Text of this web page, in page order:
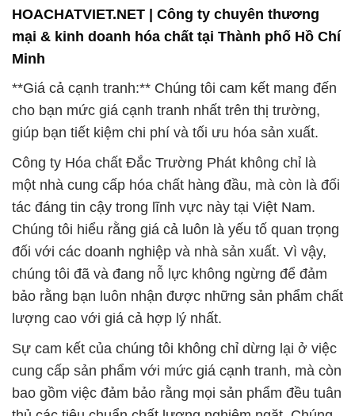
cho bạn mức giá cạnh tranh nhất trên thị trường,
giúp bạn tiết kiệm chi phí và tối ưu hóa sản xuất.
Công ty Hóa chất Đắc Trường Phát không chỉ là
một nhà cung cấp hóa chất hàng đầu, mà còn là đối
tác đáng tin cậy trong lĩnh vực này tại Việt Nam.
Chúng tôi hiểu rằng giá cả luôn là yếu tố quan trọng
đối với các doanh nghiệp và nhà sản xuất. Vì vậy,
chúng tôi đã và đang nỗ lực không ngừng để đảm
bảo rằng bạn luôn nhận được những sản phẩm chất
lượng cao với giá cả hợp lý nhất.
Sự cam kết của chúng tôi không chỉ dừng lại ở việc
cung cấp sản phẩm với mức giá cạnh tranh, mà còn
bao gồm việc đảm bảo rằng mọi sản phẩm đều tuân
thủ các tiêu chuẩn chất lượng nghiêm ngặt. Chúng
tôi không bao giờ đánh đổi chất lượng để giảm giá.
Điều này đồng nghĩa rằng bạn có thể tin tưởng vào
chúng tôi để cung cấp cho bạn những sản phẩm an
toàn và hiệu quả để sử dụng trong quá trình sản